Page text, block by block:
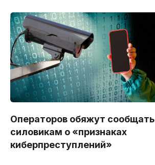
Операторов обяжут сообщать
силовикам о «признаках
киберпреступлений»